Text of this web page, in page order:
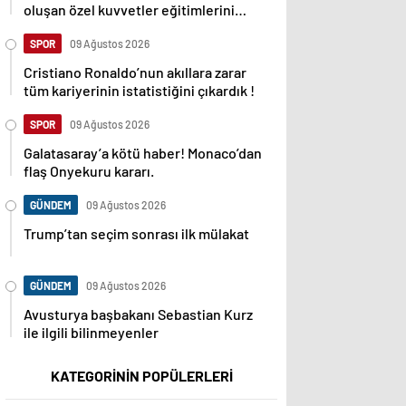
oluşan özel kuvvetler eğitimlerini
SPOR 09 Ağustos 2026
Cristiano Ronaldo’nun akıllara zarar
tüm kariyerinin istatistiğini çıkardık !
SPOR 09 Ağustos 2026
Galatasaray’a kötü haber! Monaco’dan
flaş Onyekuru kararı.
GÜNDEM 09 Ağustos 2026
Trump’tan seçim sonrası ilk mülakat
GÜNDEM 09 Ağustos 2026
Avusturya başbakanı Sebastian Kurz
ile ilgili bilinmeyenler
KATEGORİNİN POPÜLERLERİ